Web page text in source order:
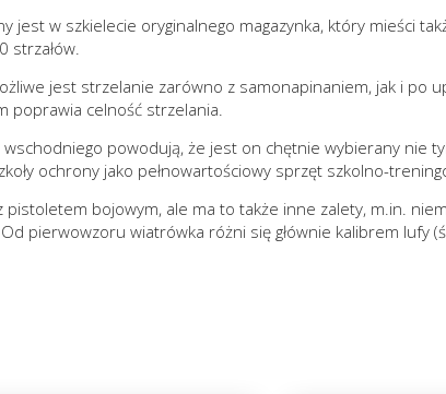
w szkielecie oryginalnego magazynka, który mieści
strzałów.
jest strzelanie zarówno z samonapinaniem, jak i po
poprawia celność strzelania.
powodują, że jest on chętnie wybierany nie
ochrony jako pełnowartościowy sprzęt szkolno-
bojowym, ale ma to także inne zalety, m.in.
pierwowzoru wiatrówka różni się głównie kalibrem lufy